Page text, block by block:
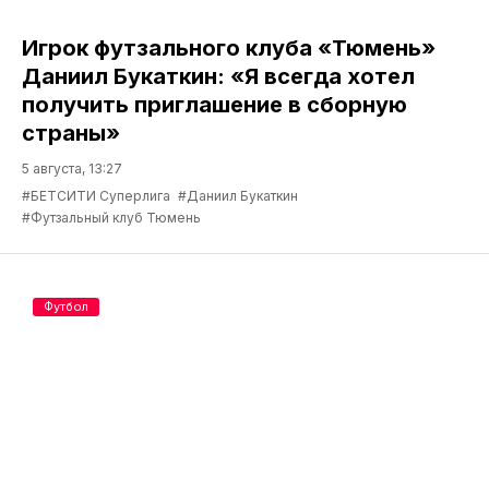
Игрок футзального клуба «Тюмень»
Даниил Букаткин: «Я всегда хотел
получить приглашение в сборную
страны»
5 августа, 13:27
#БЕТСИТИ Суперлига #Даниил Букаткин
#Футзальный клуб Тюмень
Футбол